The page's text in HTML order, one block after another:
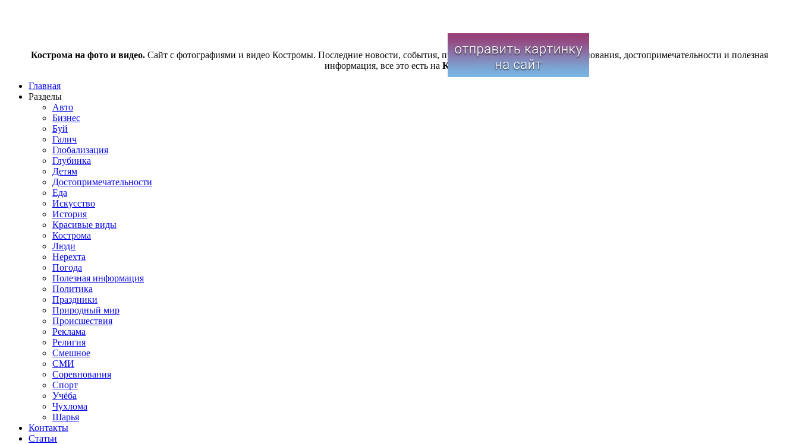
Кострома на фото и видео. Сайт с фотографиями и видео Костромы. Последние новости, события, происшествия, мероприятия, соревнования, достопримечательности и полезная
информация, все это есть на Koslook
Главная
Разделы
Авто
Бизнес
Буй
Галич
Глобализация
Глубинка
Детям
Достопримечательности
Еда
Искусство
История
Красивые виды
Кострома
Люди
Нерехта
Погода
Полезная информация
Политика
Праздники
Природный мир
Происшествия
Реклама
Религия
Смешное
СМИ
Соревнования
Спорт
Учёба
Чухлома
Шарья
Контакты
Статьи